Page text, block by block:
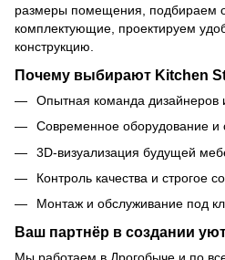
размеры помещения, подбираем
комплектующие, проектируем
конструкцию.
Почему выбирают Kitchen
Опытная команда дизайнеров
Современное оборудование и
3D-визуализация будущей
Контроль качества и строгое
Монтаж и обслуживание под
Ваш партнёр в создании